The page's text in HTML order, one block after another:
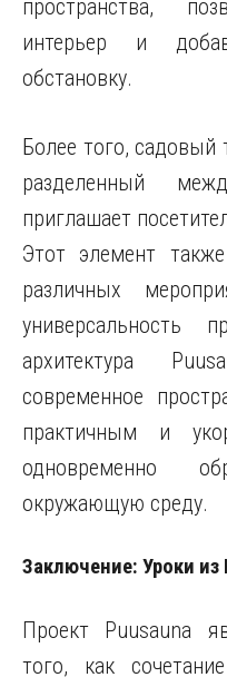
пространства,
интерьер и
обстановку.
Более того, садовый
разделенный
приглашает
Этот элемент
различных
универсальность
архитектура
современное
практичным и
одновременно
окружающую среду.
Заключение: Уроки из
Проект Puusauna
того, как